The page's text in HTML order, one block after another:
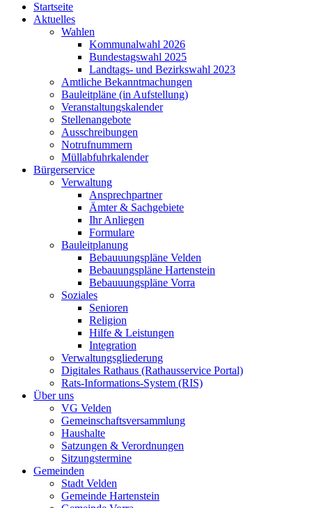
Startseite
Aktuelles
Wahlen
Kommunalwahl 2026
Bundestagswahl 2025
Landtags- und Bezirkswahl 2023
Amtliche Bekanntmachungen
Bauleitpläne (in Aufstellung)
Veranstaltungskalender
Stellenangebote
Ausschreibungen
Notrufnummern
Müllabfuhrkalender
Bürgerservice
Verwaltung
Ansprechpartner
Ämter & Sachgebiete
Ihr Anliegen
Formulare
Bauleitplanung
Bebauuungspläne Velden
Bebauungspläne Hartenstein
Bebauuungspläne Vorra
Soziales
Senioren
Religion
Hilfe & Leistungen
Integration
Verwaltungsgliederung
Digitales Rathaus (Rathausservice Portal)
Rats-Informations-System (RIS)
Über uns
VG Velden
Gemeinschaftsversammlung
Haushalte
Satzungen & Verordnungen
Sitzungstermine
Gemeinden
Stadt Velden
Gemeinde Hartenstein